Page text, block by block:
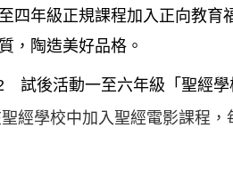
四年級正規課程加入正向教育
，陶造美好品格。
試後活動一至六年級「聖經學
經學校中加入聖經電影課程